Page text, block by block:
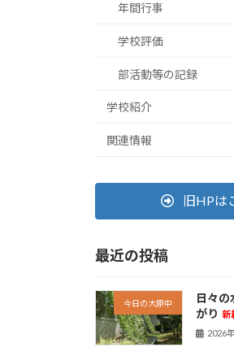
年間行事
学校評価
部活動等の記録
学校紹介
関連情報
旧HPは
最近の投稿
今日の大原中
日々の
がり 新
2026